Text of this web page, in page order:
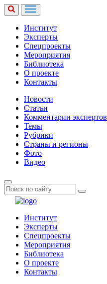
Институт
Эксперты
Спецпроекты
Мероприятия
Библиотека
О проекте
Контакты
Новости
Статьи
Комментарии экспертов
Темы
Рубрики
Страны и регионы
Фото
Видео
Институт
Эксперты
Спецпроекты
Мероприятия
Библиотека
О проекте
Контакты